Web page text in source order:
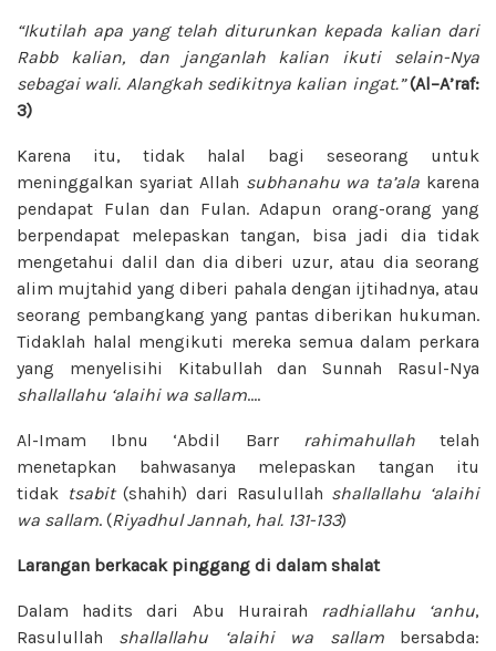
“Ikutilah apa yang telah diturunkan kepada kalian dari
Rabb kalian, dan janganlah kalian ikuti selain-Nya
sebagai wali. Alangkah sedikitnya kalian ingat.”(Al–A’raf:
3)
Karena itu, tidak halal bagi seseorang untuk
meninggalkan syariat Allah subhanahu wa ta’ala karena
pendapat Fulan dan Fulan. Adapun orang-orang yang
berpendapat melepaskan tangan, bisa jadi dia tidak
mengetahui dalil dan dia diberi uzur, atau dia seorang
alim mujtahid yang diberi pahala dengan ijtihadnya, atau
seorang pembangkang yang pantas diberikan hukuman.
Tidaklah halal mengikuti mereka semua dalam perkara
yang menyelisihi Kitabullah dan Sunnah Rasul-Nya
shallallahu ‘alaihi wa sallam….
Al-Imam Ibnu ‘Abdil Barr rahimahullahtelah
menetapkan bahwasanya melepaskan tangan itu
tidak tsabit(shahih) dari Rasulullah shallallahu ‘alaihi
wa sallam. (Riyadhul Jannah, hal. 131-133)
Larangan berkacak pinggang di dalam shalat
Dalam hadits dari Abu Hurairah radhiallahu ‘anhu,
Rasulullah shallallahu ‘alaihi wa sallambersabda: